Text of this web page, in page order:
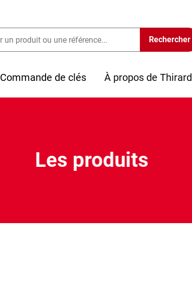
Commande de clés À propos de Thirard
Les produits